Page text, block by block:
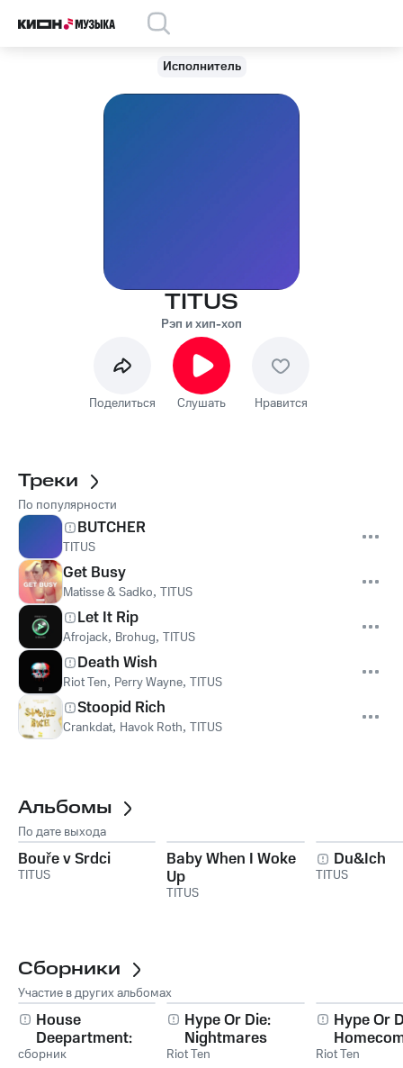
Исполнитель
TITUS
Рэп и хип-хоп
Поделиться Слушать Нравится
Треки
По популярности
BUTCHER
TITUS
Get Busy
Matisse & Sadko, TITUS
Let It Rip
Afrojack, Brohug, TITUS
Death Wish
Riot Ten, Perry Wayne, TITUS
Stoopid Rich
Crankdat, Havok Roth, TITUS
Альбомы
По дате выхода
Bouře v Srdci
TITUS
Baby When I Woke
Up
TITUS
Du&Ich
TITUS
Сборники
Участие в других альбомах
House
Deepartment:
Upcoming Deep
сборник
Hype Or Die:
Nightmares
Riot Ten
Hype Or
Riot Ten